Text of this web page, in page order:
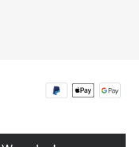
Rechte vorbehalten.